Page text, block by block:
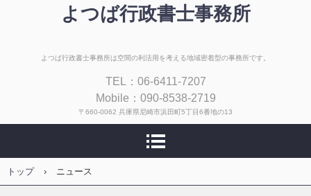
よつば行政書士事務所
よつば行政書士事務所は空間の利活用を考える地域密着型の事務所です。
TEL：06-6411-7207
Mobile：090-8538-2719
〒660-0062 兵庫県尼崎市浜田町5丁目6番地の13
トップ › ニュース